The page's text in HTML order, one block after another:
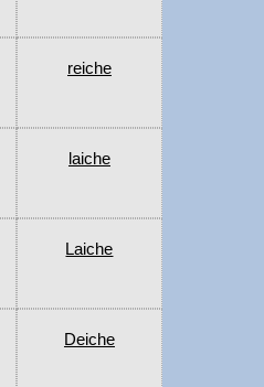
reiche
laiche
Laiche
Deiche